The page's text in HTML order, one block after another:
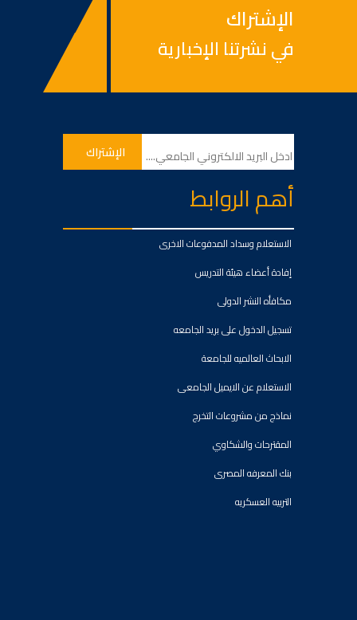
الإشتراك
في نشرتنا الإخبارية
أهم الروابط
الاستعلام وسداد المدفوعات الاخرى
إفادة أعضاء هيئة التدريس
مكافأه النشر الدولى
تسجيل الدخول على بريد الجامعه
الابحاث العالميه للجامعة
الاستعلام عن الايميل الجامعى
نماذج من مشروعات التخرج
المقترحات والشكاوي
بنك المعرفه المصرى
التربيه العسكريه